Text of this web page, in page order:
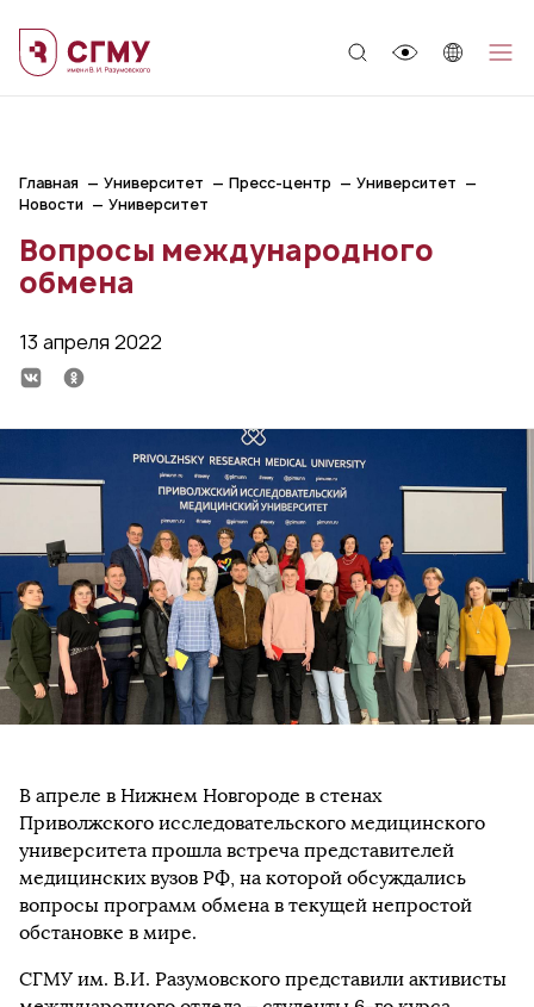
Главная Университет Пресс-центр
Университет
Новости
Университет
Вопросы международного
обмена
13 апреля 2022
В апреле в Нижнем Новгороде в стенах
Приволжского исследовательского медицинского
университета прошла встреча представителей
медицинских вузов РФ, на которой обсуждались
вопросы программ обмена в текущей непростой
обстановке в мире.
СГМУ им. В.И. Разумовского представили активисты